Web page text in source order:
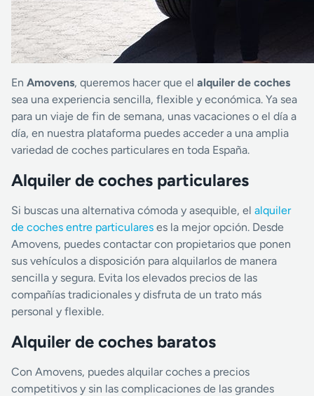
En Amovens, queremos hacer que el alquiler de coches
sea una experiencia sencilla, flexible y económica. Ya sea
para un viaje de fin de semana, unas vacaciones o el día a
día, en nuestra plataforma puedes acceder a una amplia
variedad de coches particulares en toda España.
Alquiler de coches particulares
Si buscas una alternativa cómoda y asequible, el alquiler
de coches entre particulares es la mejor opción. Desde
Amovens, puedes contactar con propietarios que ponen
sus vehículos a disposición para alquilarlos de manera
sencilla y segura. Evita los elevados precios de las
compañías tradicionales y disfruta de un trato más
personal y flexible.
Alquiler de coches baratos
Con Amovens, puedes alquilar coches a precios
competitivos y sin las complicaciones de las grandes